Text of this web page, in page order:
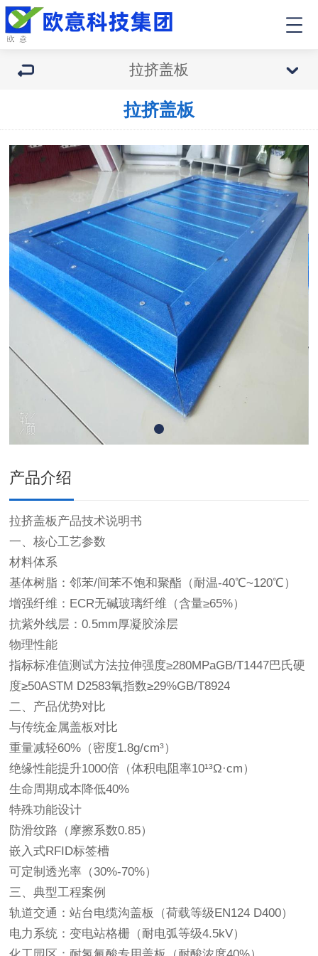
拉挤盖板
拉挤盖板
产品介绍
拉挤盖板产品技术说明书
一、核心工艺参数
材料体系
基体树脂：邻苯/间苯不饱和聚酯（耐温-40℃~120℃）
增强纤维：ECR无碱玻璃纤维（含量≥65%）
抗紫外线层：0.5mm厚凝胶涂层
物理性能
指标标准值测试方法拉伸强度≥280MPaGB/T1447巴氏硬
度≥50ASTM D2583氧指数≥29%GB/T8924
二、产品优势对比
与传统金属盖板对比
重量减轻60%（密度1.8g/cm³）
绝缘性能提升1000倍（体积电阻率10¹³Ω·cm）
生命周期成本降低40%
特殊功能设计
防滑纹路（摩擦系数0.85）
嵌入式RFID标签槽
可定制透光率（30%-70%）
三、典型工程案例
轨道交通 ：站台电缆沟盖板（荷载等级EN124 D400）
电力系统 ：变电站格栅（耐电弧等级4.5kV）